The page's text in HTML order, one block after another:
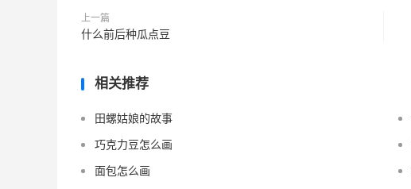
上一篇
什么前后种瓜点豆
相关推荐
田螺姑娘的故事
巧克力豆怎么画
面包怎么画